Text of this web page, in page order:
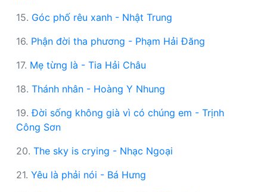
15. Góc phố rêu xanh - Nhật Trung
16. Phận đời tha phương - Phạm Hải Đăng
17. Mẹ từng là - Tia Hải Châu
18. Thánh nhân - Hoàng Y Nhung
19.Đời sống không già vì có chúng em - Trịnh
Công Sơn
20. The sky is crying - Nhạc Ngoại
21. Yêu là phải nói - Bá Hưng